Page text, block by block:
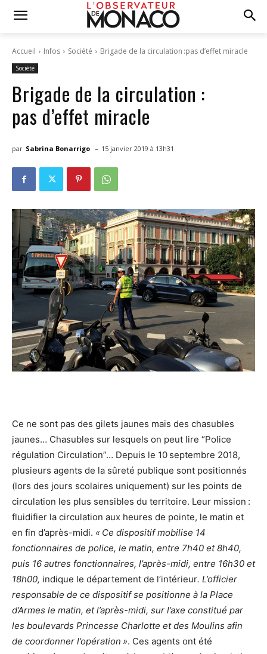
Accueil Infos Société Brigade de la circulation :pas d’effet miracle
Société
Brigade de la circulation :
pas d’effet miracle
par Sabrina Bonarrigo - 15 janvier 2019 à 13h31
Ce ne sont pas des gilets jaunes mais des chasubles
jaunes… Chasubles sur lesquels on peut lire “Police
régulation Circulation”… Depuis le 10 septembre 2018,
plusieurs agents de la sûreté publique sont positionnés
(lors des jours scolaires uniquement) sur les points de
circulation les plus sensibles du territoire. Leur mission :
fluidifier la circulation aux heures de pointe, le matin et
en fin d’après-midi. « Ce dispositif mobilise 14
fonctionnaires de police, le matin, entre 7h40 et 8h40,
puis 16 autres fonctionnaires, l’après-midi, entre 16h30 et
18h00, indique le département de l’intérieur. L’officier
responsable de ce dispositif se positionne à la Place
d’Armes le matin, et l’après-midi, sur l’axe constitué par
les boulevards Princesse Charlotte et des Moulins afin
de coordonner l’opération ». Ces agents ont été